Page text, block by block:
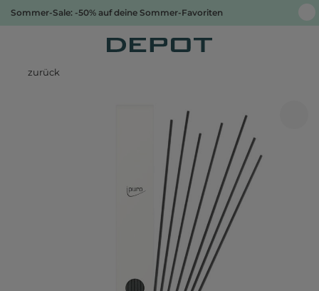
Sommer-Sale: -50% auf deine Sommer-Favoriten
zurück